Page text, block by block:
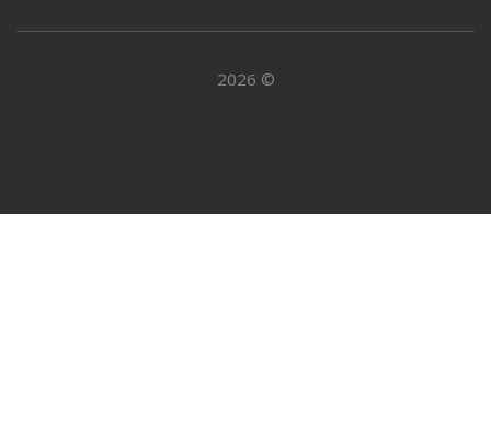
2026 ©